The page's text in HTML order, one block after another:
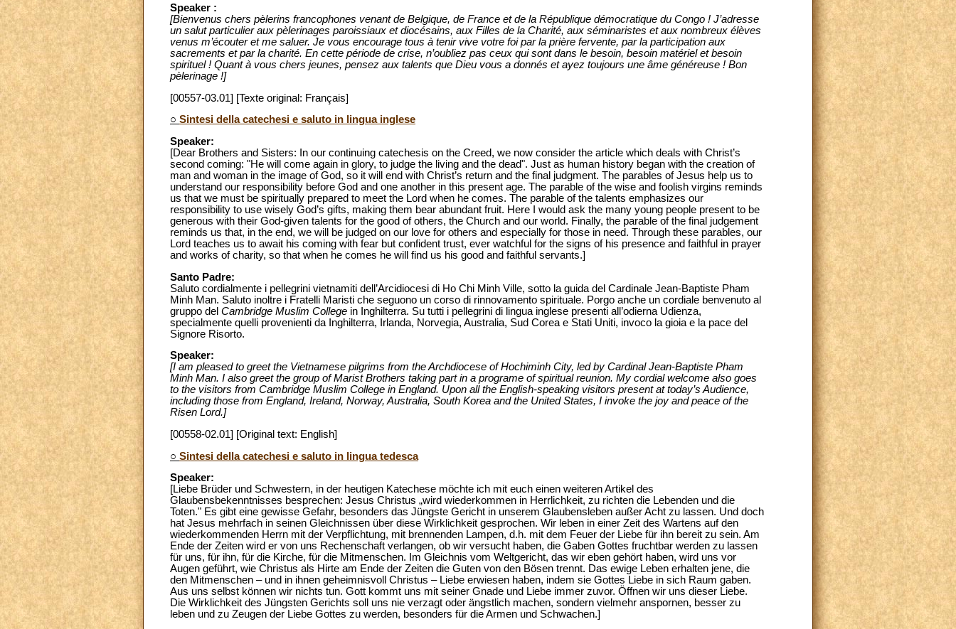
Speaker :
[Bienvenus chers pèlerins francophones venant de Belgique, de France et de la République démocratique du Congo ! J’adresse
un salut particulier aux pèlerinages paroissiaux et diocésains, aux Filles de la Charité, aux séminaristes et aux nombreux élèves
venus m’écouter et me saluer. Je vous encourage tous à tenir vive votre foi par la prière fervente, par la participation aux
sacrements et par la charité. En cette période de crise, n’oubliez pas ceux qui sont dans le besoin, besoin matériel et besoin
spirituel ! Quant à vous chers jeunes, pensez aux talents que Dieu vous a donnés et ayez toujours une âme généreuse ! Bon
pèlerinage !]
[00557-03.01] [Texte original: Français]
○ Sintesi della catechesi e saluto in lingua inglese
Speaker:
[Dear Brothers and Sisters: In our continuing catechesis on the Creed, we now consider the article which deals with Christ’s
second coming: "He will come again in glory, to judge the living and the dead". Just as human history began with the creation of
man and woman in the image of God, so it will end with Christ’s return and the final judgment. The parables of Jesus help us to
understand our responsibility before God and one another in this present age. The parable of the wise and foolish virgins reminds
us that we must be spiritually prepared to meet the Lord when he comes. The parable of the talents emphasizes our
responsibility to use wisely God’s gifts, making them bear abundant fruit. Here I would ask the many young people present to be
generous with their God-given talents for the good of others, the Church and our world. Finally, the parable of the final judgement
reminds us that, in the end, we will be judged on our love for others and especially for those in need. Through these parables, our
Lord teaches us to await his coming with fear but confident trust, ever watchful for the signs of his presence and faithful in prayer
and works of charity, so that when he comes he will find us his good and faithful servants.]
Santo Padre:
Saluto cordialmente i pellegrini vietnamiti dell’Arcidiocesi di Ho Chi Minh Ville, sotto la guida del Cardinale Jean-Baptiste Pham
Minh Man. Saluto inoltre i Fratelli Maristi che seguono un corso di rinnovamento spirituale. Porgo anche un cordiale benvenuto al
gruppo del Cambridge Muslim College in Inghilterra. Su tutti i pellegrini di lingua inglese presenti all’odierna Udienza,
specialmente quelli provenienti da Inghilterra, Irlanda, Norvegia, Australia, Sud Corea e Stati Uniti, invoco la gioia e la pace del
Signore Risorto.
Speaker:
[I am pleased to greet the Vietnamese pilgrims from the Archdiocese of Hochiminh City, led by Cardinal Jean-Baptiste Pham
Minh Man. I also greet the group of Marist Brothers taking part in a programe of spiritual reunion. My cordial welcome also goes
to the visitors from Cambridge Muslim College in England. Upon all the English-speaking visitors present at today’s Audience,
including those from England, Ireland, Norway, Australia, South Korea and the United States, I invoke the joy and peace of the
Risen Lord.]
[00558-02.01] [Original text: English]
○ Sintesi della catechesi e saluto in lingua tedesca
Speaker:
[Liebe Brüder und Schwestern, in der heutigen Katechese möchte ich mit euch einen weiteren Artikel des
Glaubensbekenntnisses besprechen: Jesus Christus „wird wiederkommen in Herrlichkeit, zu richten die Lebenden und die
Toten." Es gibt eine gewisse Gefahr, besonders das Jüngste Gericht in unserem Glaubensleben außer Acht zu lassen. Und doch
hat Jesus mehrfach in seinen Gleichnissen über diese Wirklichkeit gesprochen. Wir leben in einer Zeit des Wartens auf den
wiederkommenden Herrn mit der Verpflichtung, mit brennenden Lampen, d.h. mit dem Feuer der Liebe für ihn bereit zu sein. Am
Ende der Zeiten wird er von uns Rechenschaft verlangen, ob wir versucht haben, die Gaben Gottes fruchtbar werden zu lassen
für uns, für ihn, für die Kirche, für die Mitmenschen. Im Gleichnis vom Weltgericht, das wir eben gehört haben, wird uns vor
Augen geführt, wie Christus als Hirte am Ende der Zeiten die Guten von den Bösen trennt. Das ewige Leben erhalten jene, die
den Mitmenschen – und in ihnen geheimnisvoll Christus – Liebe erwiesen haben, indem sie Gottes Liebe in sich Raum gaben.
Aus uns selbst können wir nichts tun. Gott kommt uns mit seiner Gnade und Liebe immer zuvor. Öffnen wir uns dieser Liebe.
Die Wirklichkeit des Jüngsten Gerichts soll uns nie verzagt oder ängstlich machen, sondern vielmehr anspornen, besser zu
leben und zu Zeugen der Liebe Gottes zu werden, besonders für die Armen und Schwachen.]